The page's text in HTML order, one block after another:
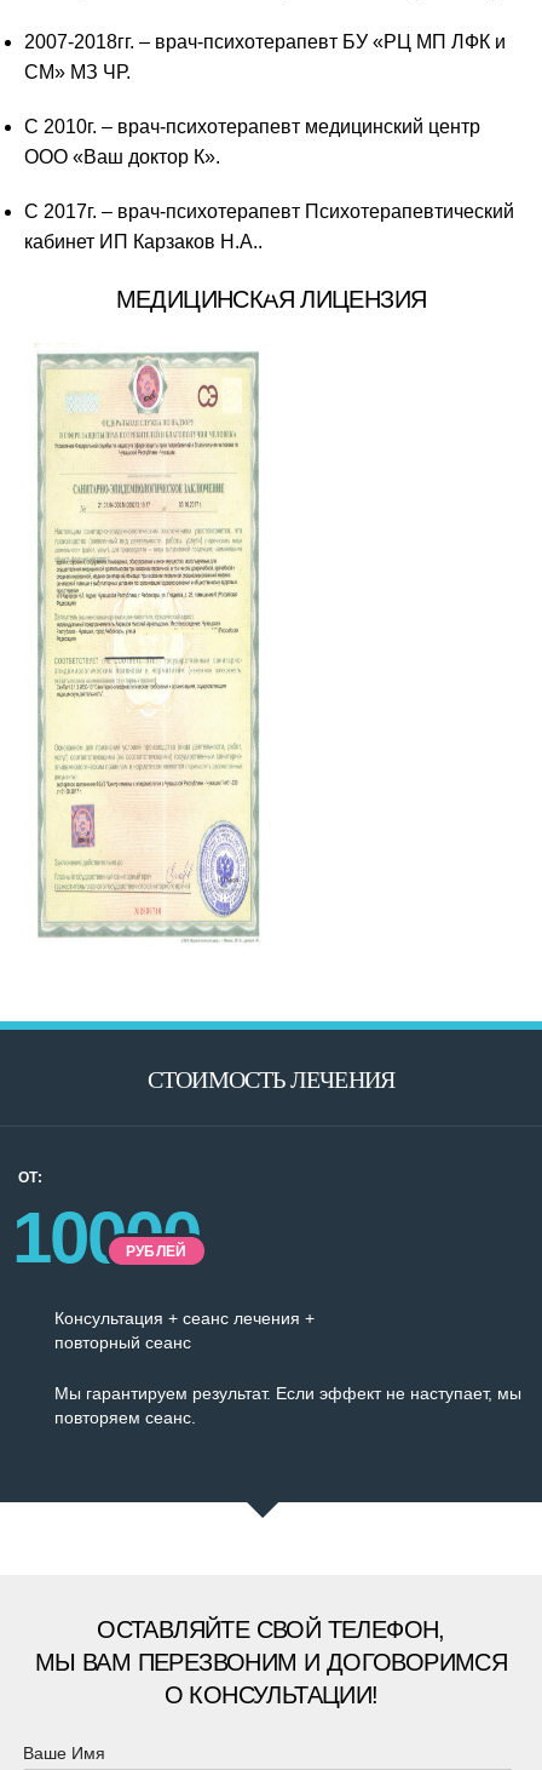
2007-2018гг. – врач-психотерапевт БУ «РЦ МП ЛФК и
СМ» МЗ ЧР.
С 2010г. – врач-психотерапевт медицинский центр
ООО «Ваш доктор К».
С 2017г. – врач-психотерапевт Психотерапевтический
кабинет ИП Карзаков Н.А..
МЕДИЦИНСКАЯ ЛИЦЕНЗИЯ
СТОИМОСТЬ ЛЕЧЕНИЯ
ОТ:
10000
РУБЛЕЙ
Консультация + сеанс лечения +
повторный сеанс
Мы гарантируем результат. Если эффект не наступает, мы
повторяем сеанс.
ОСТАВЛЯЙТЕ СВОЙ ТЕЛЕФОН,
МЫ ВАМ ПЕРЕЗВОНИМ И ДОГОВОРИМСЯ
О КОНСУЛЬТАЦИИ!
Ваше Имя